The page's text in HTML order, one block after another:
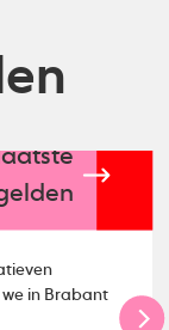
in Brabant